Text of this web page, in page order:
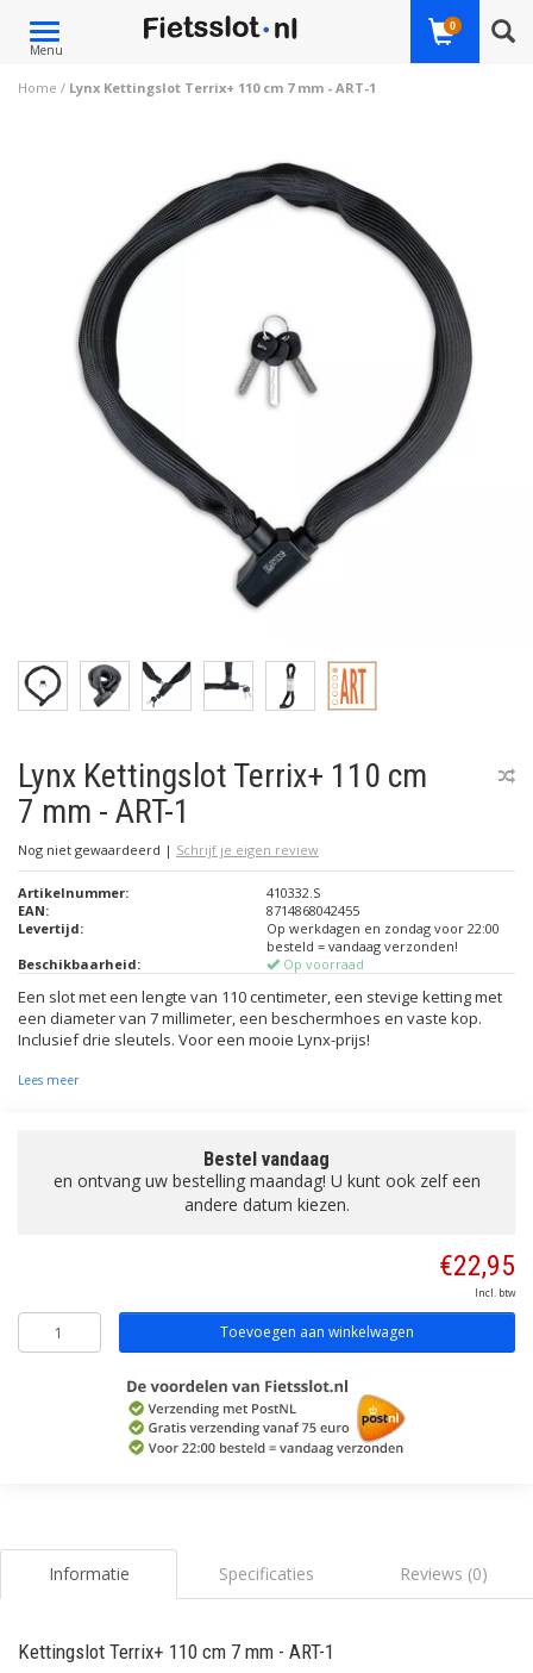
Toggle
navigation
Menu
0
Home / Lynx Kettingslot Terrix+ 110 cm 7 mm - ART-1
Lynx Kettingslot Terrix+ 110 cm
7 mm - ART-1
Nog niet gewaardeerd | Schrijf je eigen review
Artikelnummer:
410332.S
EAN:
8714868042455
Levertijd:
Op werkdagen en zondag voor 22:00
besteld = vandaag verzonden!
Beschikbaarheid:
Op voorraad
Een slot met een lengte van 110 centimeter, een stevige ketting met
een diameter van 7 millimeter, een beschermhoes en vaste kop.
Inclusief drie sleutels. Voor een mooie Lynx-prijs!
Lees meer
Bestel vandaag
en ontvang uw bestelling maandag! U kunt ook zelf een
andere datum kiezen.
€22,95
Incl. btw
Toevoegen aan winkelwagen
Informatie Specificaties Reviews (0)
Kettingslot Terrix+ 110 cm 7 mm - ART-1